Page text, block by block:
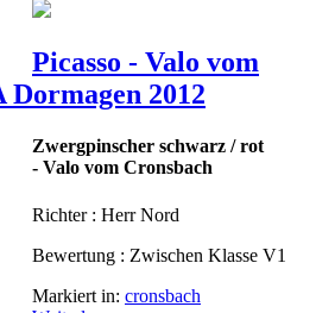
Picasso - Valo vom
Dormagen 2012
Zwergpinscher schwarz / rot
- Valo vom Cronsbach
Richter : Herr Nord
Bewertung : Zwischen Klasse V1
Markiert in: cronsbach